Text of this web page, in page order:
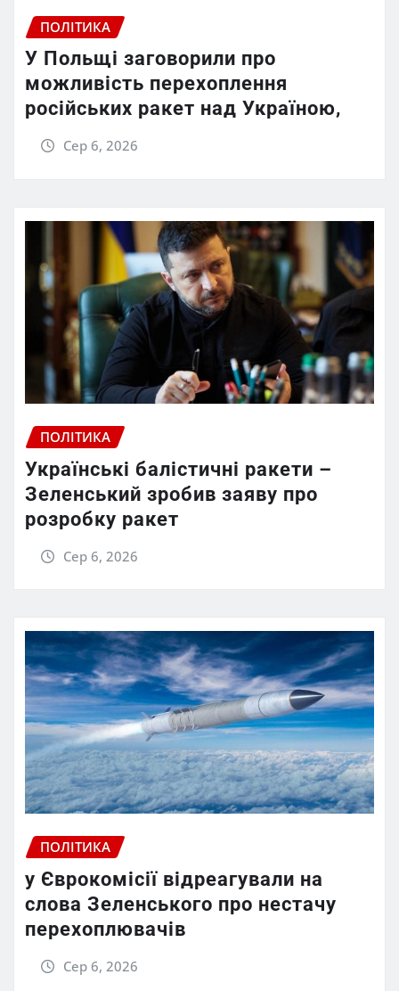
ПОЛІТИКА
У Польщі заговорили про
можливість перехоплення
російських ракет над Україною,
Сер 6, 2026
ПОЛІТИКА
Українські балістичні ракети –
Зеленський зробив заяву про
розробку ракет
Сер 6, 2026
ПОЛІТИКА
у Єврокомісії відреагували на
слова Зеленського про нестачу
перехоплювачів
Сер 6, 2026